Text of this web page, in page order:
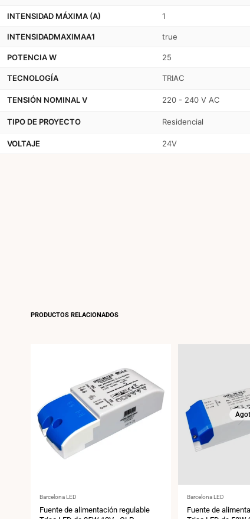
INTENSIDAD MÁXIMA (A) 1
INTENSIDADMAXIMAA1 true
POTENCIA W 25
TECNOLOGÍA TRIAC
TENSIÓN NOMINAL V 220 - 240 V AC
TIPO DE PROYECTO Residencial
VOLTAJE 24V
PRODUCTOS RELACIONADOS
Proveedor:
Barcelona LED
Fuente de alimentación regulable
Proveedor:
Barcelona LED
Fuente de